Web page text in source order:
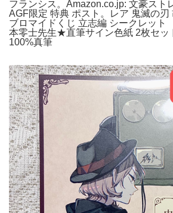
フランシス。Amazon.co.jp: 文豪スト
AGF限定 特典 ポスト。レア 鬼滅の
ブロマイドくじ 立志編 シークレッ
本零士先生★直筆サイン色紙 2枚セッ
100%真筆